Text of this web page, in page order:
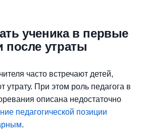
ученика в первые
после утраты
часто встречают детей,
утрату. При этом роль педагога в
описана недостаточно
педагогической позиции
.